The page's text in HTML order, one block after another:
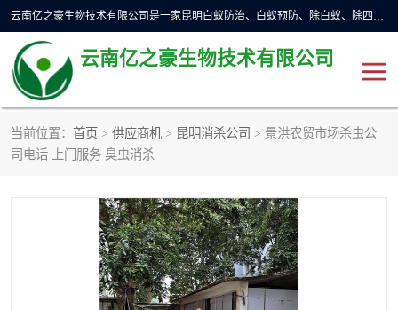
云南亿之豪生物技术有限公司是一家昆明白蚁防治、白蚁预防、除白蚁、除四害、灭蟑螂、消毒等业务的公司，公司致力于诚信经营、科技良好、讲究信誉、造福社会的理念，坚持走技术化、服务统一化,竭诚以优良的施工质量、主动的跟进服务、的管理经验，以诚信取于社会，立足于社会。
云南亿之豪生物技术有限公司
当前位置： 首页 > 供应商机 > 昆明消杀公司 > 景洪农贸市场杀虫公
司电话 上门服务 臭虫消杀
昆明灭鼠
昆明杀虫
昆明消杀公司
昆明消毒公司 昆明灭红火蚁公司